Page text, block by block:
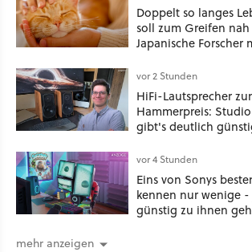
Doppelt so langes
soll zum Greifen nah
Japanische Forscher
wahr, doch über
zeigen, dass es nicht
vor 2 Stunden
HiFi-Lautsprecher
Hammerpreis:
gibt's deutlich
vor 4 Stunden
Eins von Sonys
kennen nur wenige
günstig zu ihnen
mehr anzeigen